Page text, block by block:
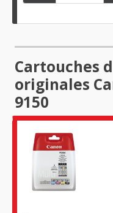
Cartouches
originales
9150